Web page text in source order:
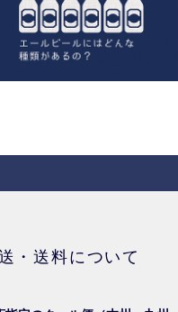
・送料について